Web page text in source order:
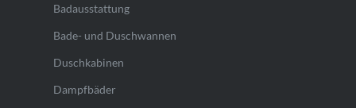
Badausstattung
Bade- und Duschwannen
Duschkabinen
Dampfbäder